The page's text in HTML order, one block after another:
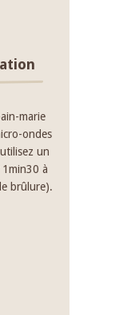
marie
ondes
un
à
brûlure).